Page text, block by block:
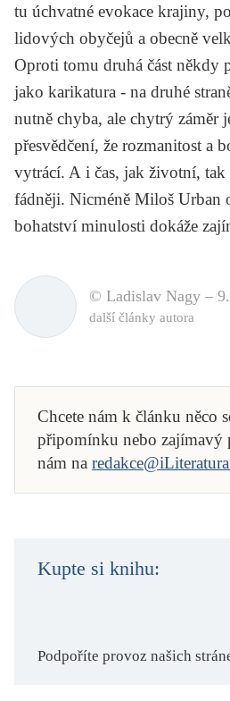
tu úchvatné evokace krajiny,
lidových obyčejů a obecně
Oproti tomu druhá část někdy
jako karikatura - na druhé
nutně chyba, ale chytrý záměr
přesvědčení, že rozmanitost a
vytrácí. A i čas, jak životní,
fádněji. Nicméně Miloš Urban
bohatství minulosti dokáže
© Ladislav Nagy –
další články autora
Chcete nám k článku něco
připomínku nebo zajímavý
nám na
Kupte si knihu:
Podpoříte provoz našich